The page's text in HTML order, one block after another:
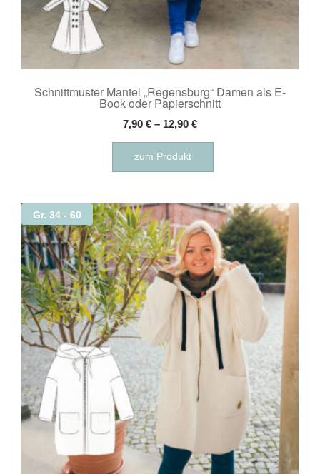
Schnittmuster Mantel „Regensburg“ Damen als E-
Book oder Papierschnitt
7,90 € – 12,90 €
zum Produkt
Dieses
weist
Varianten
auf.
Die
Optionen
können
auf
der
Produktseite
gewählt
werden
Gr. 34 - 60